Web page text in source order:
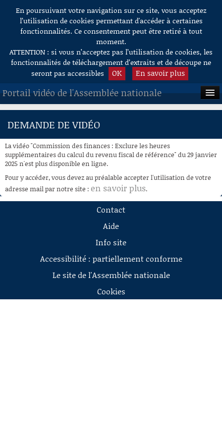
Aller au contenu
En poursuivant votre navigation sur ce site, vous acceptez
l’utilisation de cookies permettant d'accéder à certaines
fonctionnalités. Ce consentement peut être retiré à tout
moment.
ATTENTION : si vous n’acceptez pas l’utilisation de cookies, les
fonctionnalités de téléchargement d’extraits et de découpe ne
seront pas accessibles
OK En savoir plus
Portail vidéo de l'Assemblée nationale
ACCUEIL
À LA DEMANDE
RECHERCHE
AIDE À LA DÉCOUPE
DE VIDÉOS
DEMANDE DE VIDÉO
La vidéo "Commission des finances : Exclure les heures
supplémentaires du calcul du revenu fiscal de référence" du 29 janvier
2025 n'est plus disponible en ligne.
Pour y accéder, vous devez au préalable accepter l'utilisation de votre
adresse mail par notre site : en savoir plus.
Contact
Aide
Info site
Accessibilité : partiellement conforme
Le site de l'Assemblée nationale
Cookies